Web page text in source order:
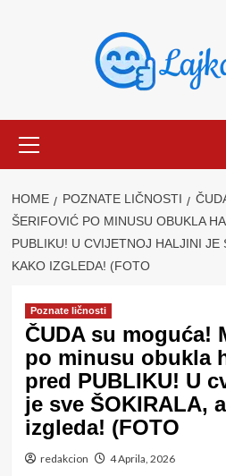
Menu
HOME POZNATE LIČNOSTI
ŠERIFOVIĆ PO MINUSU OBUKLA
PUBLIKU! U CVIJETNOJ HALJINI JE
KAKO IZGLEDA! (FOTO
Poznate ličnosti
ČUDA su moguća!
po minusu obukla
pred PUBLIKU! U
je sve ŠOKIRALA,
izgleda! (FOTO
redakcion 4 Aprila, 2026